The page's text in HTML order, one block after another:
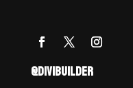
@DIVIBUILDER